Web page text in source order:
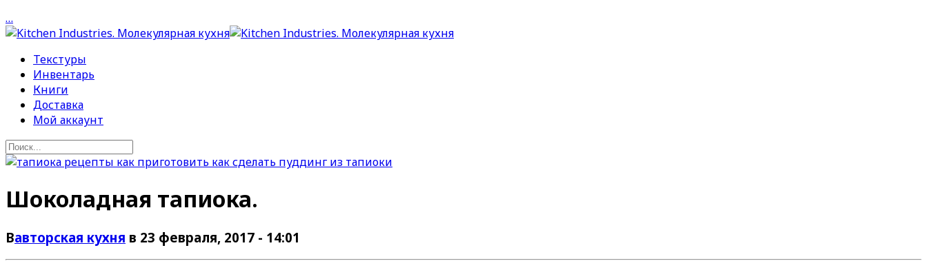
…
Текстуры
Инвентарь
Книги
Доставка
Мой аккаунт
Шоколадная тапиока.
Вавторская кухня в 23 февраля, 2017 - 14:01